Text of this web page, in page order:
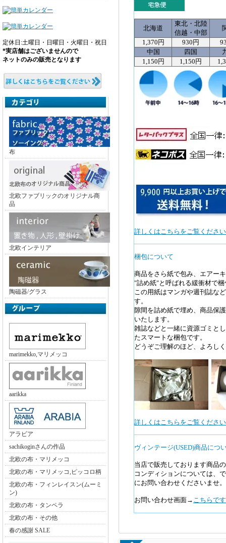
定休日:土曜日・日曜日・火曜日・祝日
*実店舗はございませんので
ネットのみの販売となります
布
北欧ファブリックのオリジナル商
品
北欧インテリア
陶磁器/グラス
marimekko,マリメッコ
aarikka
アラビア
sachikoginさんの作品
北欧の布・マリメッコ
北欧の布・マリメッコ,ピッコロ柄
北欧の布・フィンレイスン(ムーミ
ン)
北欧の布・タンペラ
北欧の布・その他
春の感謝 SALE
北海道
東北・北陸
信越・中部
1,370円
930円
中国
四国
1,150円
1,150円
詳しくはこちらをご覧くださ
梱包について
商品をさら紙で包み、エアー
"詰め紙"と呼ばれる緩衝材で
この用紙はマンガや週刊誌な
す。
隙間を詰め紙で埋め、商品保
いたします。
雑誌などと一緒に資源ゴミと
たスマートな梱包です。
どうぞご理解のほど、よろし
詳しくはこちらをご覧くださ
ヴィンテージ(USED)商品につ
当店で販売しております商品
コンディションについては、
にお問い合わせくださいませ。
お問い合わせ画面→ こちらです